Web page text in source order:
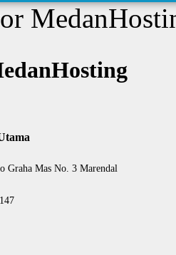
Graha Mas No. 3 Marendal